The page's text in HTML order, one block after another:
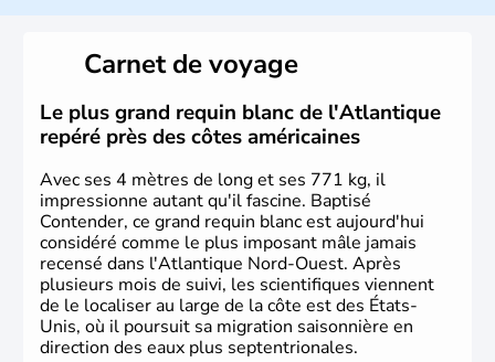
Plusieurs populations se sont succédées avant l'arrivée
des européens, suite à la découverte du continent par
Christophe Colomb en 1492. Les 13 colonies
britanniques proclament la Déclaration d'indépendance
en 1776 et adoptent leur première constitution en 1787.
La conquête de l'Ouest marque ensuite l'entrée dans une
phase de développement intense.
Carnet de voyage
Le plus grand requin blanc de l'Atlantique
repéré près des côtes américaines
Avec ses 4 mètres de long et ses 771 kg, il
impressionne autant qu'il fascine. Baptisé
Contender, ce grand requin blanc est aujourd'hui
considéré comme le plus imposant mâle jamais
recensé dans l'Atlantique Nord-Ouest. Après
plusieurs mois de suivi, les scientifiques viennent
de le localiser au large de la côte est des États-
Unis, où il poursuit sa migration saisonnière en
direction des eaux plus septentrionales.